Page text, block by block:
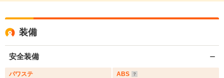
装備
安全装備
パワステ
ABS